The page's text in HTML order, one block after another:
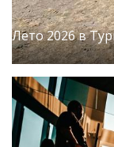
Лето 2026 в